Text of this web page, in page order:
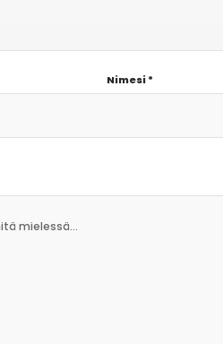
Nimesi *